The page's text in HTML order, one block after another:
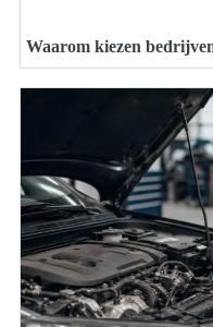
Waarom kiezen